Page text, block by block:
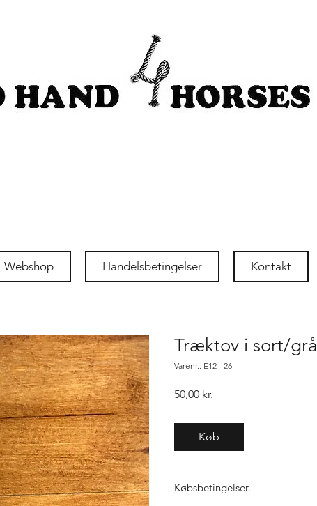
Webshop Handelsbetingelser Kontakt
Træktov i sort/grå
Varenr.: E12 - 26
50,00 kr.
Køb
Købsbetingelser.